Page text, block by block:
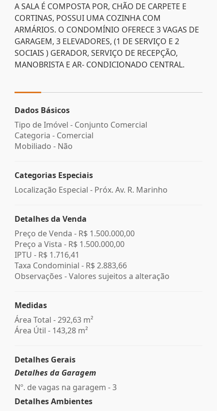
A SALA É COMPOSTA POR, CHÃO DE CARPETE E
CORTINAS, POSSUI UMA COZINHA COM
ARMÁRIOS. O CONDOMÍNIO OFERECE 3 VAGAS DE
GARAGEM, 3 ELEVADORES, (1 DE SERVIÇO E 2
SOCIAIS ) GERADOR, SERVIÇO DE RECEPÇÃO,
MANOBRISTA E AR- CONDICIONADO CENTRAL.
Dados Básicos
Tipo de Imóvel - Conjunto Comercial
Categoria - Comercial
Mobiliado - Não
Categorias Especiais
Localização Especial - Próx. Av. R. Marinho
Detalhes da Venda
Preço de Venda - R$ 1.500.000,00
Preço a Vista - R$ 1.500.000,00
IPTU - R$ 1.716,41
Taxa Condominial - R$ 2.883,66
Observações - Valores sujeitos a alteração
Medidas
Área Total - 292,63 m²
Área Útil - 143,28 m²
Detalhes Gerais
Detalhes da Garagem
Nº. de vagas na garagem - 3
Detalhes Ambientes